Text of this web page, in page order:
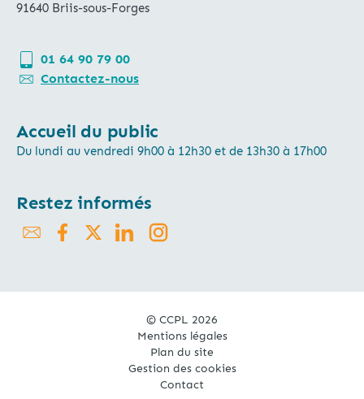
91640 Briis-sous-Forges
01 64 90 79 00
Contactez-nous
Accueil du public
Du lundi au vendredi 9h00 à 12h30 et de 13h30 à 17h00
Restez informés
© CCPL 2026
Mentions légales
Plan du site
Gestion des cookies
Contact